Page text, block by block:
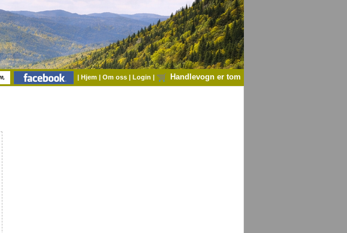
| Hjem | Om oss | Login | Handlevogn er tom